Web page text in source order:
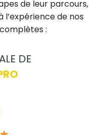
de leur parcours,
l’expérience de nos
:
DE